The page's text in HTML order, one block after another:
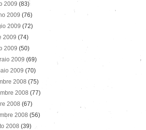
2009 (83)
2009 (76)
2009 (72)
2009 (74)
2009 (50)
2009 (69)
2009 (70)
2008 (75)
2008 (77)
2008 (67)
2008 (56)
2008 (39)